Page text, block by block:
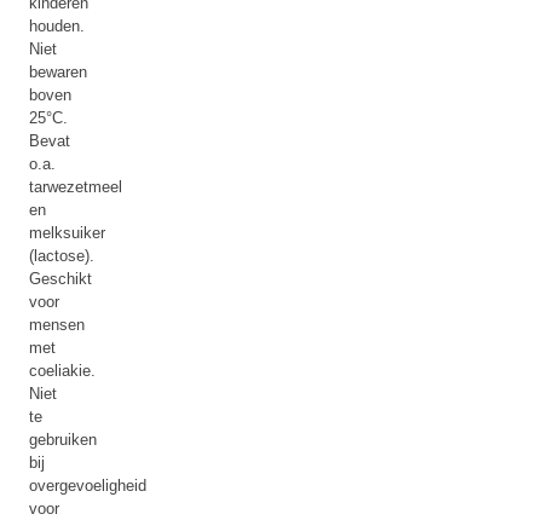
houden.
Niet
bewaren
boven
25°C.
Bevat
o.a.
tarwezetmeel
en
melksuiker
(lactose).
Geschikt
voor
mensen
met
coeliakie.
Niet
te
gebruiken
bij
overgevoeligheid
voor